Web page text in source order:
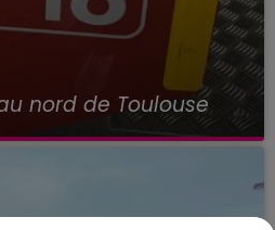
nord de Toulouse